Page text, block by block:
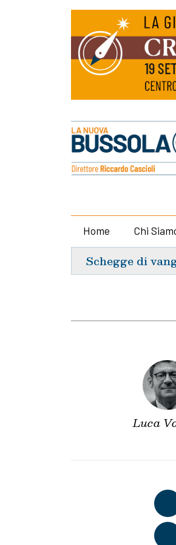
Home Chi
Schegge di
Luca